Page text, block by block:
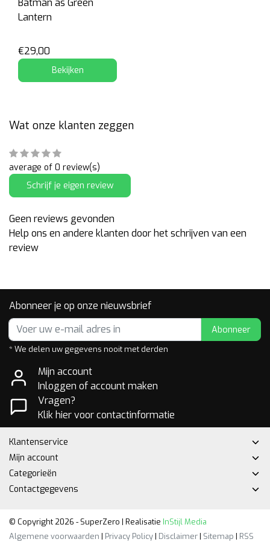
Batman as Green
Lantern
€29,00
Bekijken
Wat onze klanten zeggen
average of 0 review(s)
Schrijf je eigen review
Geen reviews gevonden
Help ons en andere klanten door het schrijven van een
review
Abonneer je op onze nieuwsbrief
Abonneer
* We delen uw gegevens nooit met derden
Mijn account
Inloggen of account maken
Vragen?
Klik hier voor contactinformatie
Klantenservice
Mijn account
Categorieën
Contactgegevens
© Copyright 2026 - SuperZero | Realisatie InStijl Media
Algemene voorwaarden | Privacy Policy| Disclaimer| Sitemap | RSS